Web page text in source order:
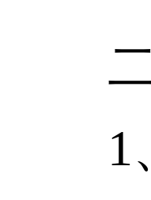
二
1、